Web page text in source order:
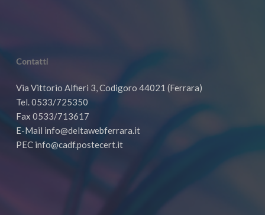
Contatti
Via Vittorio Alfieri 3, Codigoro 44021 (Ferrara)
Tel. 0533/725350
Fax 0533/713617
E-Mail info@deltawebferrara.it
PEC info@cadf.postecert.it